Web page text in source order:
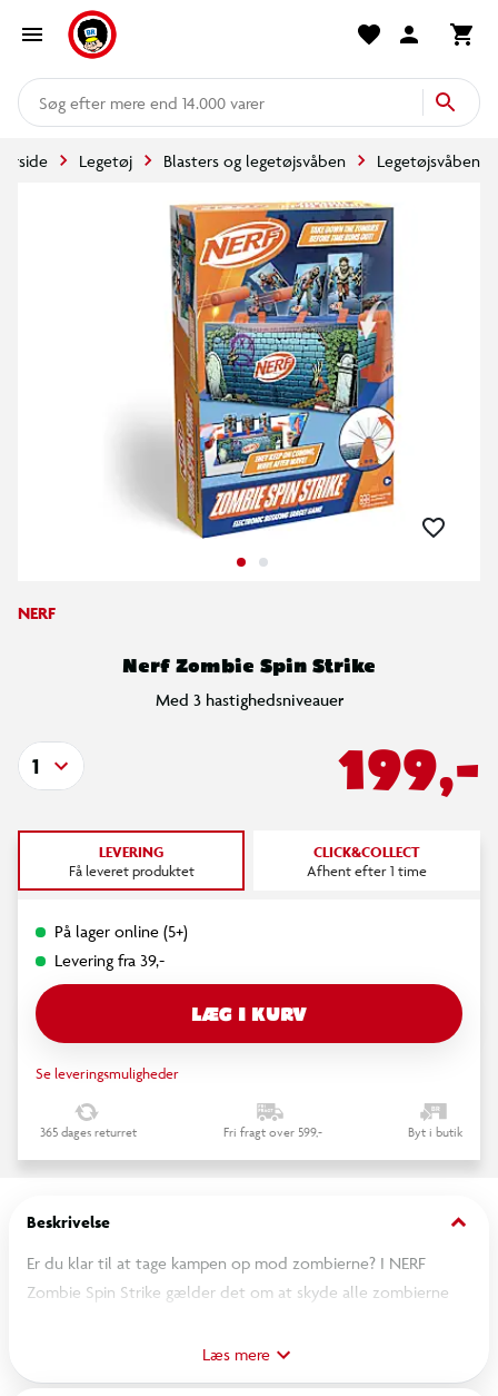
mere end 14.000 varer
Legetøj Blasters og legetøjsvåben Legetøjsvåben
NERF
Nerf Zombie Spin Strike
Med 3 hastighedsniveauer
199,-
1
LEVERING
Få leveret produktet
CLICK&COLLECT
Afhent efter 1 time
På lager online (5+)
Levering fra 39,-
LÆG I KURV
Se leveringsmuligheder
365 dages returret Fri fragt over 599,- Byt i butik
Beskrivelse keyboard_arrow_down
Er du klar til at tage kampen op mod zombierne? I NERF
Zombie Spin Strike gælder det om at skyde alle zombierne
splitte på midten, og giver point for dine træffere. Men pas på,
nogle af målene er mennesker, og du må ikke ramme Granny.
Læs mere